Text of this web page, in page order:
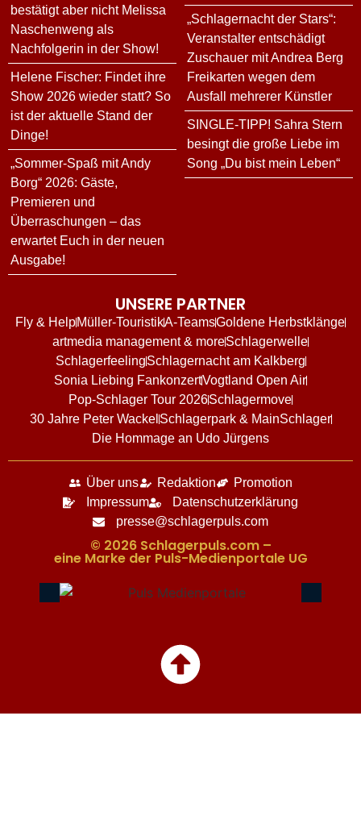
bestätigt aber nicht Melissa
Naschenweng als
Nachfolgerin in der Show!
Helene Fischer: Findet ihre
Show 2026 wieder statt? So
ist der aktuelle Stand der
Dinge!
„Sommer-Spaß mit Andy
Borg“ 2026: Gäste,
Premieren und
Überraschungen – das
erwartet Euch in der neuen
Ausgabe!
„Schlagernacht der Stars“:
Veranstalter entschädigt
Zuschauer mit Andrea Berg
Freikarten wegen dem
Ausfall mehrerer Künstler
SINGLE-TIPP! Sahra Stern
besingt die große Liebe im
Song „Du bist mein Leben“
UNSERE PARTNER
Fly & HelpMüller-TouristikA-TeamsGoldene Herbstklänge
artmedia management & moreSchlagerwelle
SchlagerfeelingSchlagernacht am Kalkberg
Sonia Liebing FankonzertVogtland Open Air
Pop-Schlager Tour 2026Schlagermove
30 Jahre Peter Wackel Schlagerpark & MainSchlager
Die Hommage an Udo Jürgens
Über uns Redaktion
Promotion
Impressum
Datenschutzerklärung
presse@schlagerpuls.com
© 2026 Schlagerpuls.com –
eine Marke der Puls-Medienportale UG​